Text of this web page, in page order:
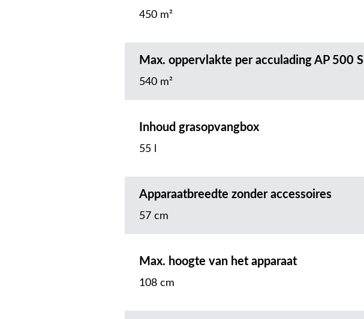
450 m²
Max. oppervlakte per acculading AP 500 S
540 m²
Inhoud grasopvangbox
55 l
Apparaatbreedte zonder accessoires
57 cm
Max. hoogte van het apparaat
108 cm